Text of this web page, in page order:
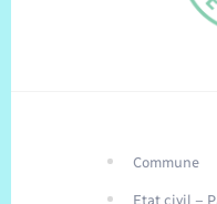
Commune
Etat civil –